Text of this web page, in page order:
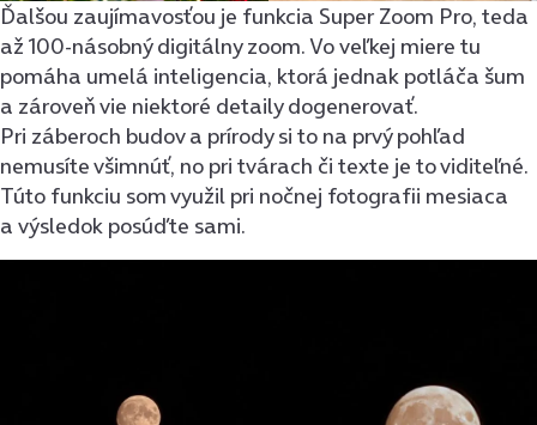
Ďalšou zaujímavosťou je funkcia Super Zoom Pro, teda
až 100-násobný digitálny zoom. Vo veľkej miere tu
pomáha umelá inteligencia, ktorá jednak potláča šum
a zároveň vie niektoré detaily dogenerovať.
Pri záberoch budov a prírody si to na prvý pohľad
nemusíte všimnúť, no pri tvárach či texte je to viditeľné.
Túto funkciu som využil pri nočnej fotografii mesiaca
a výsledok posúďte sami.